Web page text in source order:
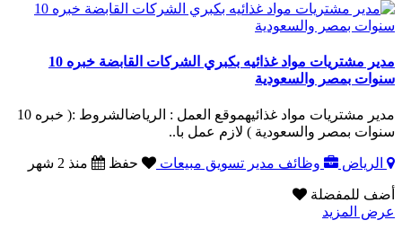
مدير مشتريات مواد غذائيه بكبري الشركات القابضة خبره 10
سنوات بمصر والسعودية
مدير مشتريات مواد غذائيهموقع العمل : الرياضالشروط :( خبره 10
سنوات بمصر والسعودية ) لازم عمل با..
الرياض وظائف مدير تسويق مبيعات حفظ منذ 2 شهر
أضف للمفضلة
عرض المزيد